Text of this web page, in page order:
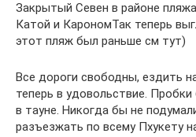
Закрытый Севен в районе
Катой и КарономТак теперь
этот пляж был раньше см тут)
Все дороги свободны, ездить
теперь в удовольствие.
в тауне. Никогда бы не
разъезжать по всему Пхукету